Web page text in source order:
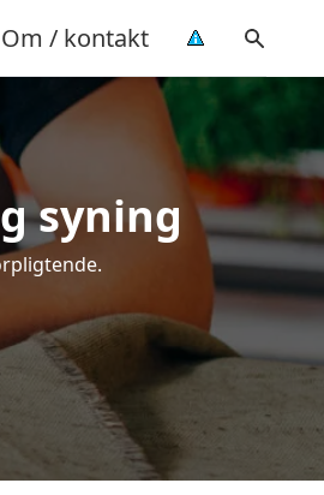
Om / kontakt
syning